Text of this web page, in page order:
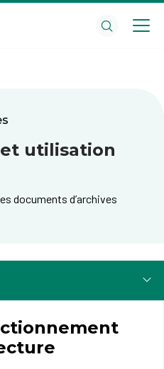
utilisation
documents d’archives